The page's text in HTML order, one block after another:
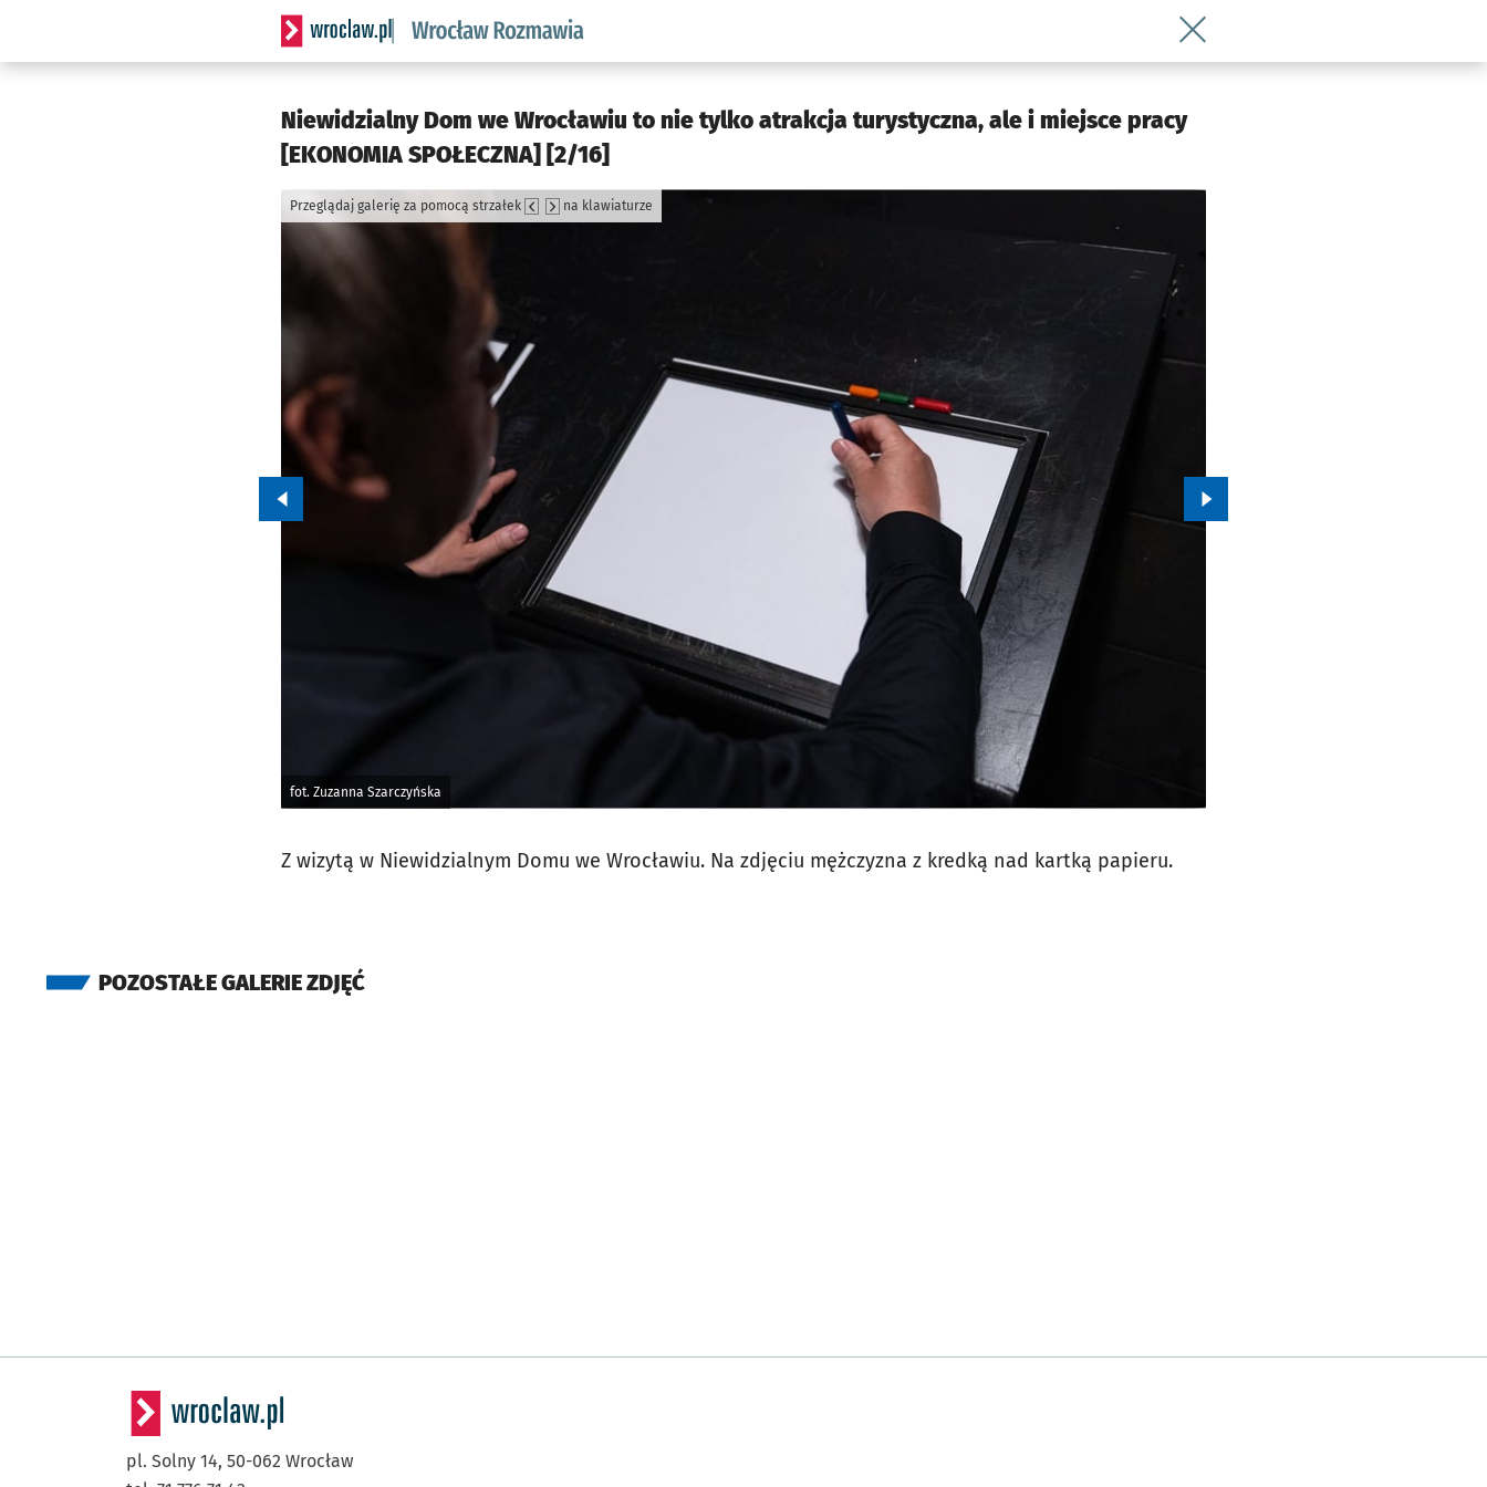
Serwis informacyjny wroclaw.pl podserwis: Rozmawia
Wróć do artykułu Niewidzialny Dom
Niewidzialny Dom we Wrocławiu to nie tylko atrakcja turystyczna, ale i miejsce pracy
[EKONOMIA SPOŁECZNA] [2/16]
fot. Zuzanna Szarczyńska
Przeglądaj galerię za pomocą strzałek na klawiaturze
Przejdź do poprzedniego zdjęcia. Przejdź do kolejnego zdjęcia.
Z wizytą w Niewidzialnym Domu we Wrocławiu. Na zdjęciu mężczyzna z kredką nad kartką papieru.
POZOSTAŁE GALERIE ZDJĘĆ
pl. Solny 14, 50-062 Wrocław